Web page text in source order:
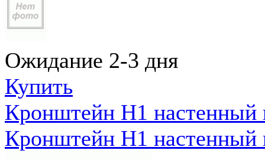
Ожидание 2-3 дня
Купить
Кронштейн Н1
Кронштейн Н1